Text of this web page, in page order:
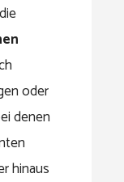
oder
denen
hinaus